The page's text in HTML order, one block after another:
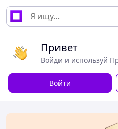
Привет
Войди и используй
Войти